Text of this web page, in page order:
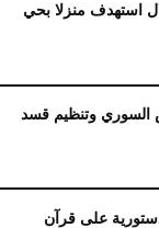
استهدف منزلا بحي
السوري وتنظيم قسد
على قرآن